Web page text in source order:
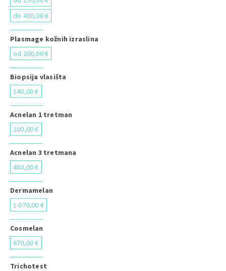
do 400,00 €
Plasmage kožnih izraslina
od 200,00 €
Biopsija vlasišta
140,00 €
Acnelan 1 tretman
200,00 €
Acnelan 3 tretmana
480,00 €
Dermamelan
1.070,00 €
Cosmelan
670,00 €
Trichotest